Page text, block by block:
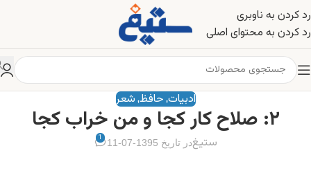
رد کردن به ناوبری
رد کردن به محتوای اصلی
ادبیات, حافظ, شعر
۲: صلاح کار کجا و من خراب کجا
ستیغدر تاریخ 1395-07-11 1